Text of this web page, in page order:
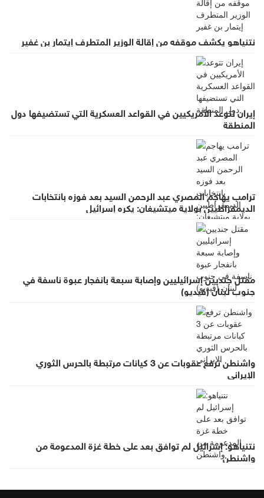
نتنياهو يكشف موقفه من إقالة الوزير المتطرف إيتمار بن غفير
إيران تتوعد الأمريكيين في القواعد العسكرية التي تستضيفها دول
المنطقة
ترامب يهاجم المصري عبد الرحمن السيد بعد فوزه بانتخابات
الديمقراطيين بولاية ميتشيغان: يكره إسرائيل
مقتل جنديين إسرائيليين وإصابة سبعة بانفجار عبوة ناسفة في
جنوب لبنان (فيديو)
واشنطن ترفع عقوبات عن 3 كيانات مرتبطة بالحرس الثوري
الإيراني
نتنياهو: إسرائيل لم توافق بعد على خطة غزة المدعومة من
واشنطن